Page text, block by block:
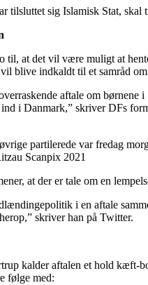
tilsluttet sig Islamisk Stat,
til, at det vil være muligt at
blive indkaldt til et samråd om
aftale om
i Danmark,” skriver DFs
partilerede var fredag
Scanpix 2021
at der er tale om en
i en aftale
skriver han på Twitter.
kalder aftalen et hold kæft-
følge med: